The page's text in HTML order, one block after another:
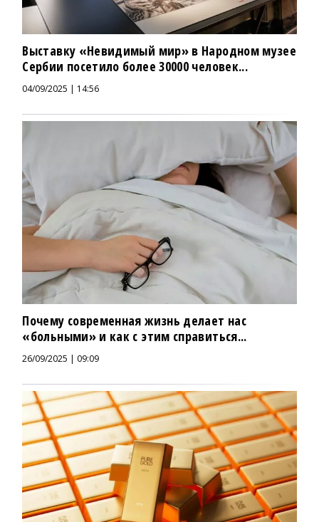
Выставку «Невидимый мир» в Народном музее
Сербии посетило более 30000 человек...
04/09/2025 | 14:56
Почему современная жизнь делает нас
«больными» и как с этим справиться...
26/09/2025 | 09:09